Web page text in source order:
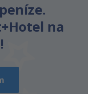
na